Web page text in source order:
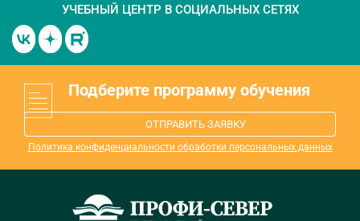
УЧЕБНЫЙ ЦЕНТР В СОЦИАЛЬНЫХ СЕТЯХ
Подберите программу обучения
ОТПРАВИТЬ ЗАЯВКУ
Политика конфиденциальности обработки персональных данных